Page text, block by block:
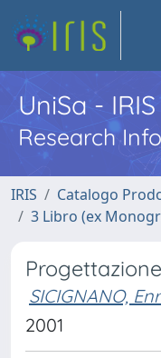
UniSa - IRIS
Research
IRIS
Catalogo
3 Libro (ex
SICIGNANO,
2001